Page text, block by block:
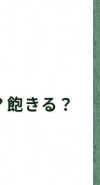
きる？